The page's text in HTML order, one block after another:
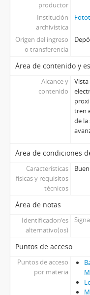
productor
Institución
archivística
Origen del ingreso
o transferencia
Área de contenido y
Alcance y
contenido
tren
de la
Área de condiciones
Características
físicas y requisitos
técnicos
Área de notas
Identificador/es
alternativo(os)
Puntos de acceso
Puntos de acceso
por materia